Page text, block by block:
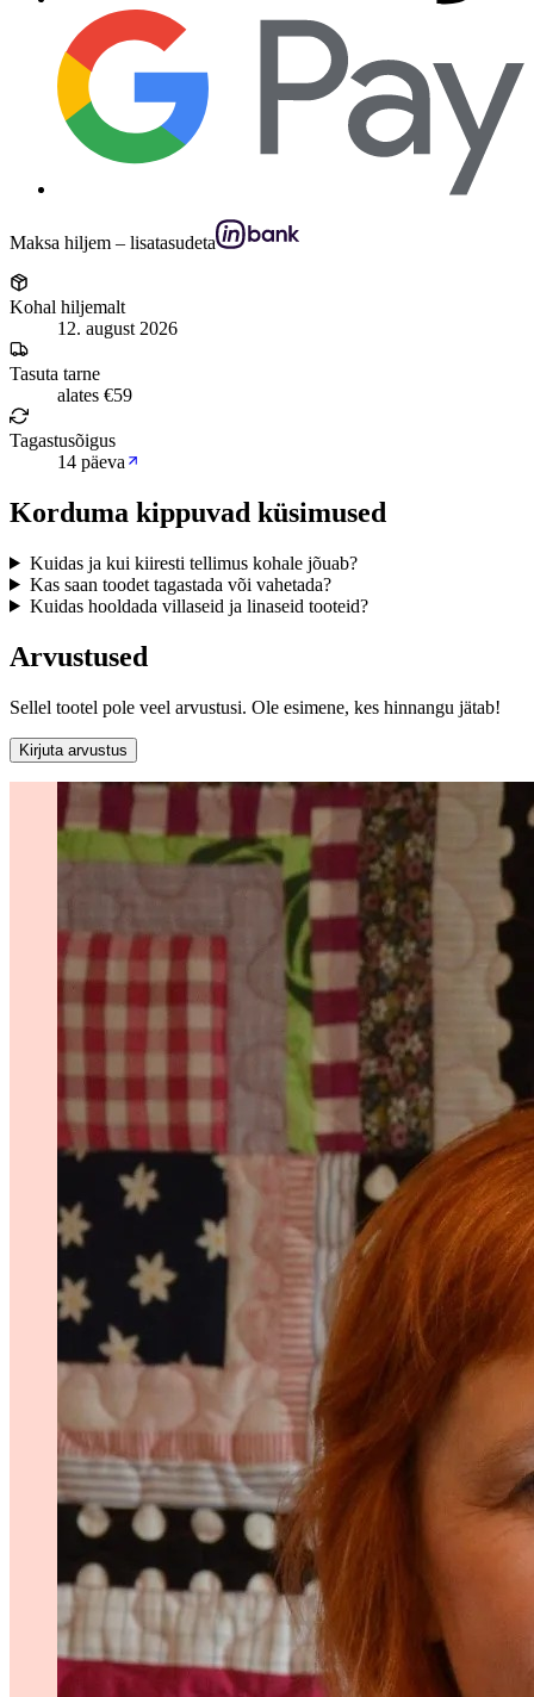
Maksa hiljem – lisatasudeta
Kohal hiljemalt
12. august 2026
Tasuta tarne
alates €59
Tagastusõigus
14 päeva
Korduma kippuvad küsimused
Kuidas ja kui kiiresti tellimus kohale jõuab?
Kas saan toodet tagastada või vahetada?
Kuidas hooldada villaseid ja linaseid tooteid?
Arvustused
Sellel tootel pole veel arvustusi. Ole esimene, kes hinnangu jätab!
Kirjuta arvustus